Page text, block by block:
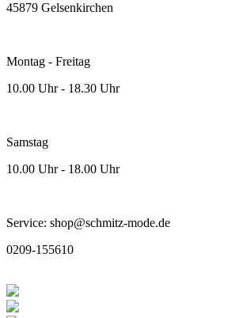
45879 Gelsenkirchen
Montag - Freitag
10.00 Uhr - 18.30 Uhr
Samstag
10.00 Uhr - 18.00 Uhr
Service: shop@schmitz-mode.de
0209-155610